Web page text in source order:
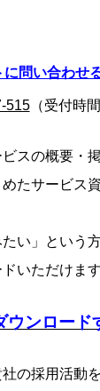
問い合わせ
515（受付時
スの概要・
たサービス
たい」という
いただけます
ンロード
の採用活動